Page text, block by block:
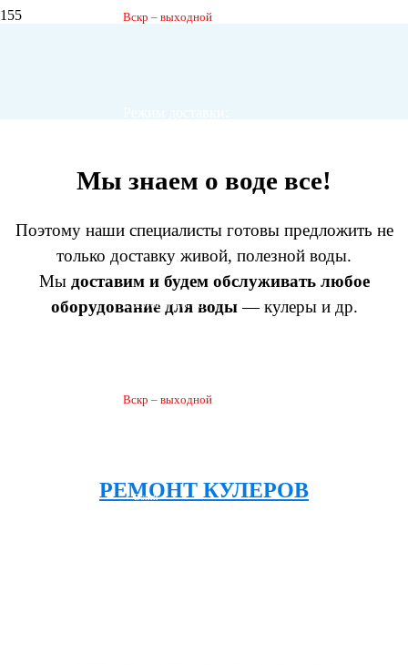
Вскр – выходной
Сб 9:00 – 18:00
Вскр – выходной
Войти
Мы знаем о воде все!
Поэтому наши специалисты готовы предложить не
только доставку живой, полезной воды.
Мы доставим и будем обслуживать любое
оборудование для воды— кулеры и др.
РЕМОНТ КУЛЕРОВ